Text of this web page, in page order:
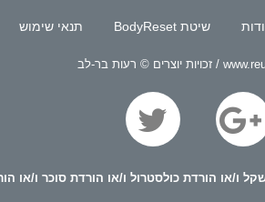
שיטת BodyReset תנאי שימוש
ו/או הורדת כולסטרול ו/או הורדת סוכר ו/או